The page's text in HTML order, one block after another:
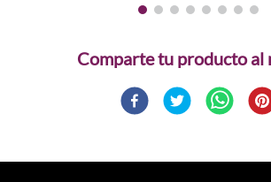
Comparte